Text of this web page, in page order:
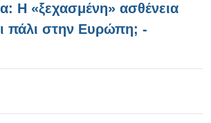
Η «ξεχασμένη» ασθένεια
πάλι στην Ευρώπη; -